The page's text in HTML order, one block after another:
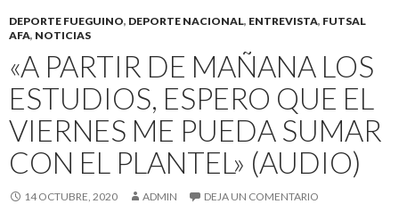
DEPORTE FUEGUINO, DEPORTE NACIONAL, ENTREVISTA, FUTSAL
AFA, NOTICIAS
«A PARTIR DE MAÑANA LOS
ESTUDIOS, ESPERO QUE EL
VIERNES ME PUEDA SUMAR
CON EL PLANTEL» (AUDIO)
14 OCTUBRE, 2020 ADMIN DEJA UN COMENTARIO